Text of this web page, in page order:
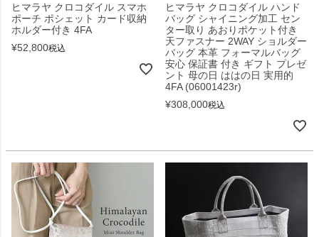
ヒマラヤ クロコダイル スマホ
ポーチ ポシェット カード収納
ホルダー付き 4FA
¥52,800税込
ヒマラヤ クロコダイル ハンド
バッグ シャイニング加工 セン
ター取り あおりポケット付き
天ファスナー 2WAY ショルダー
バッグ 本革 フォーマルバッグ
安心 保証書 付き ギフト プレゼ
ント 母の日 ははの日 実用的
4FA (06001423r)
¥308,000税込